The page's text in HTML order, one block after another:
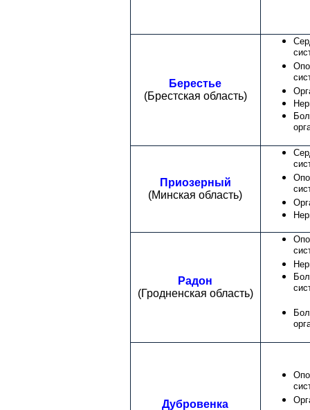
Берестье
(Брестская область)
Приозерный
(Минская область)
Радон
(Гродненская область)
Дубровенка